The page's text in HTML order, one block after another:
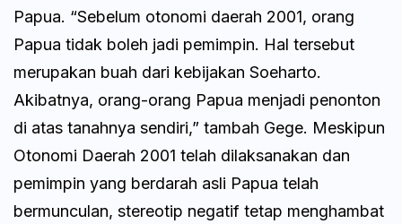
Papua. “Sebelum otonomi daerah 2001, orang
Papua tidak boleh jadi pemimpin. Hal tersebut
merupakan buah dari kebijakan Soeharto.
Akibatnya, orang-orang Papua menjadi penonton
di atas tanahnya sendiri,” tambah Gege. Meskipun
Otonomi Daerah 2001 telah dilaksanakan dan
pemimpin yang berdarah asli Papua telah
bermunculan, stereotip negatif tetap menghambat